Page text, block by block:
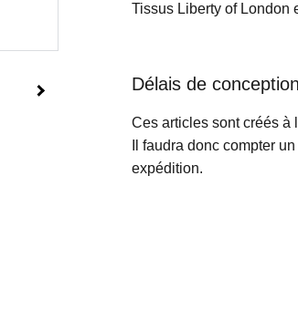
Tissus Liberty of London
Délais de
Ces articles sont créés à
Il faudra donc compter
expédition.